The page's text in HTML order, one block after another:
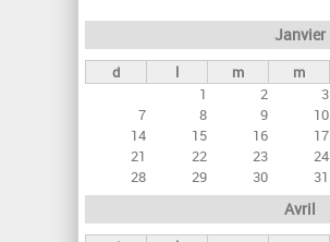
e
t
s
n
c
Janvier
d l m m
1
2 3
7
8 9 10
14
15 16 17
21
22 23 24
28
29 30 31
Avril